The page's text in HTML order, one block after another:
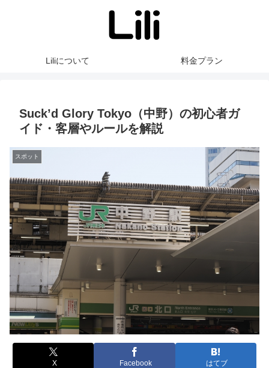
Liliについて 料金プラン
Suck’d Glory Tokyo（中野）の初心者ガ
イド・客層やルールを解説
スポット
X Facebook はてブ